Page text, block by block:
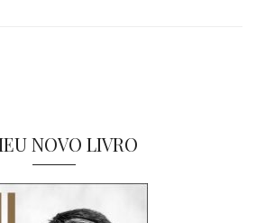
NOVO LIVRO